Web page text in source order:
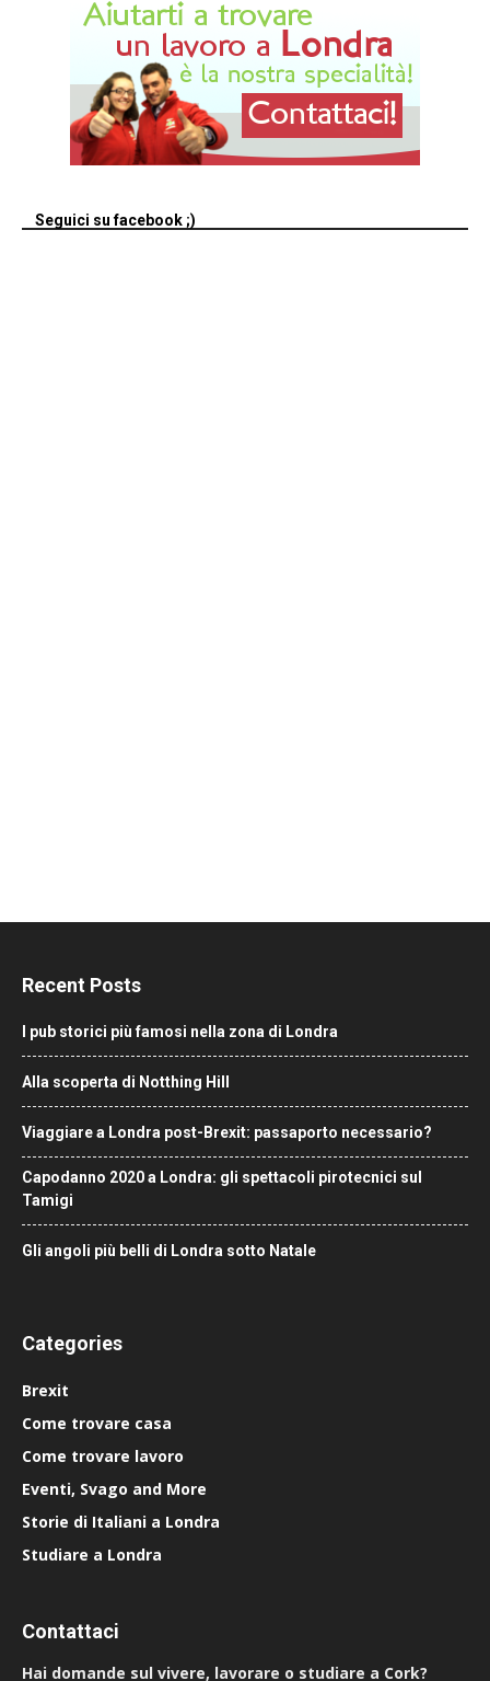
Seguici su facebook ;)
Recent Posts
I pub storici più famosi nella zona di Londra
Alla scoperta di Notthing Hill
Viaggiare a Londra post-Brexit: passaporto necessario?
Capodanno 2020 a Londra: gli spettacoli pirotecnici sul
Tamigi
Gli angoli più belli di Londra sotto Natale
Categories
Brexit
Come trovare casa
Come trovare lavoro
Eventi, Svago and More
Storie di Italiani a Londra
Studiare a Londra
Contattaci
Hai domande sul vivere, lavorare o studiare a Cork?